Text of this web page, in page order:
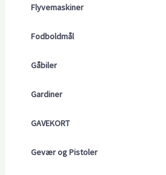
Flyvemaskiner
Fodboldmål
Gåbiler
Gardiner
GAVEKORT
Gevær og Pistoler